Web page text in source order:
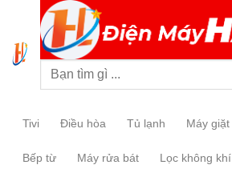
Tivi Điều hòa Tủ lạnh Máy giặt
Bếp từ Máy rửa bát Lọc không khí